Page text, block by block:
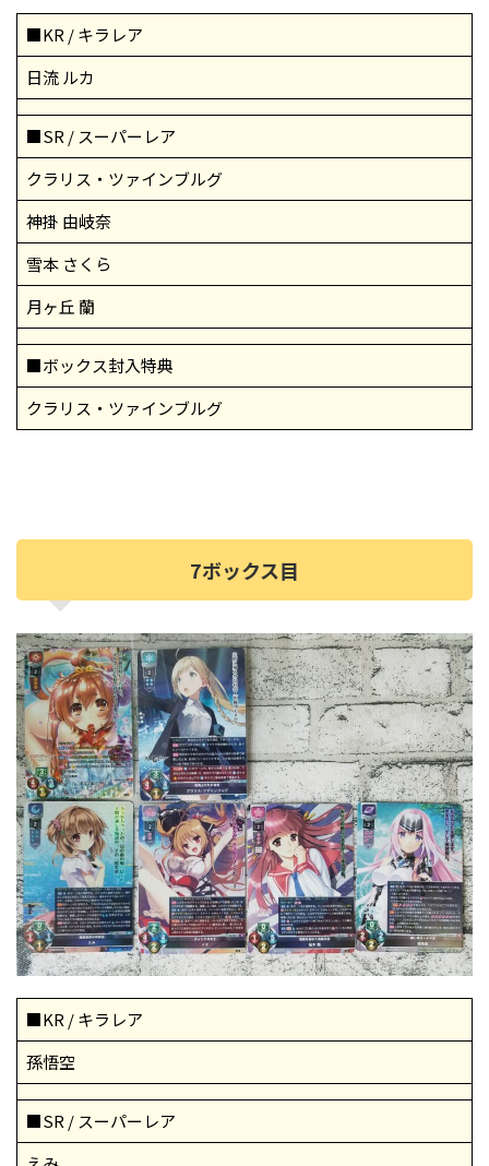
■KR / キラレア
日流 ルカ
■SR / スーパーレア
クラリス・ツァインブルグ
神掛 由岐奈
雪本 さくら
月ヶ丘 蘭
■ボックス封入特典
クラリス・ツァインブルグ
7ボックス目
■KR / キラレア
孫悟空
■SR / スーパーレア